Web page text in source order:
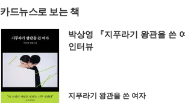
카드뉴스로 보는 책
박상영 『지푸라기 왕관을 쓴
인터뷰
지푸라기 왕관을 쓴 여자